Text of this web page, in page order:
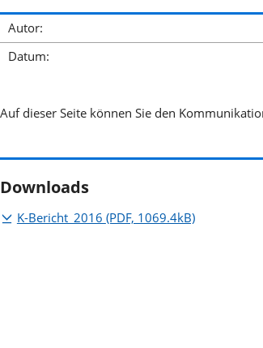
Autor:
Datum:
Auf dieser Seite können Sie den
Downloads
K-Bericht_2016 (PDF, 1069.4kB)